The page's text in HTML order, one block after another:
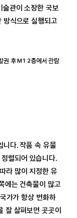
술관이 소장한 국보
방식으로 실행되고
권 후 M1 2층에서 관람
니다. 작품 속 유물
렬되어 있습니다.
라 많이 지정한 유
에는 건축물이 많고
가가 항상 변화하
잘 살펴보면 곳곳이